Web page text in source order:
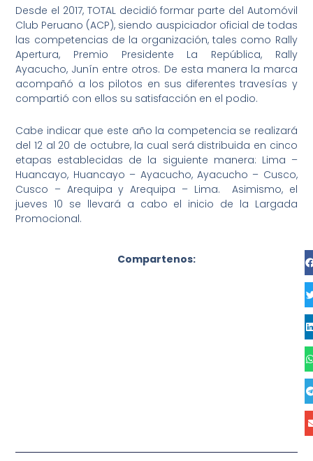
Desde el 2017, TOTAL decidió formar parte del Automóvil
Club Peruano (ACP), siendo auspiciador oficial de todas
las competencias de la organización, tales como Rally
Apertura, Premio Presidente La República, Rally
Ayacucho, Junín entre otros. De esta manera la marca
acompañó a los pilotos en sus diferentes travesías y
compartió con ellos su satisfacción en el podio.
Cabe indicar que este año la competencia se realizará
del 12 al 20 de octubre, la cual será distribuida en cinco
etapas establecidas de la siguiente manera: Lima –
Huancayo, Huancayo – Ayacucho, Ayacucho – Cusco,
Cusco – Arequipa y Arequipa – Lima. Asimismo, el
jueves 10 se llevará a cabo el inicio de la Largada
Promocional.
Compartenos: